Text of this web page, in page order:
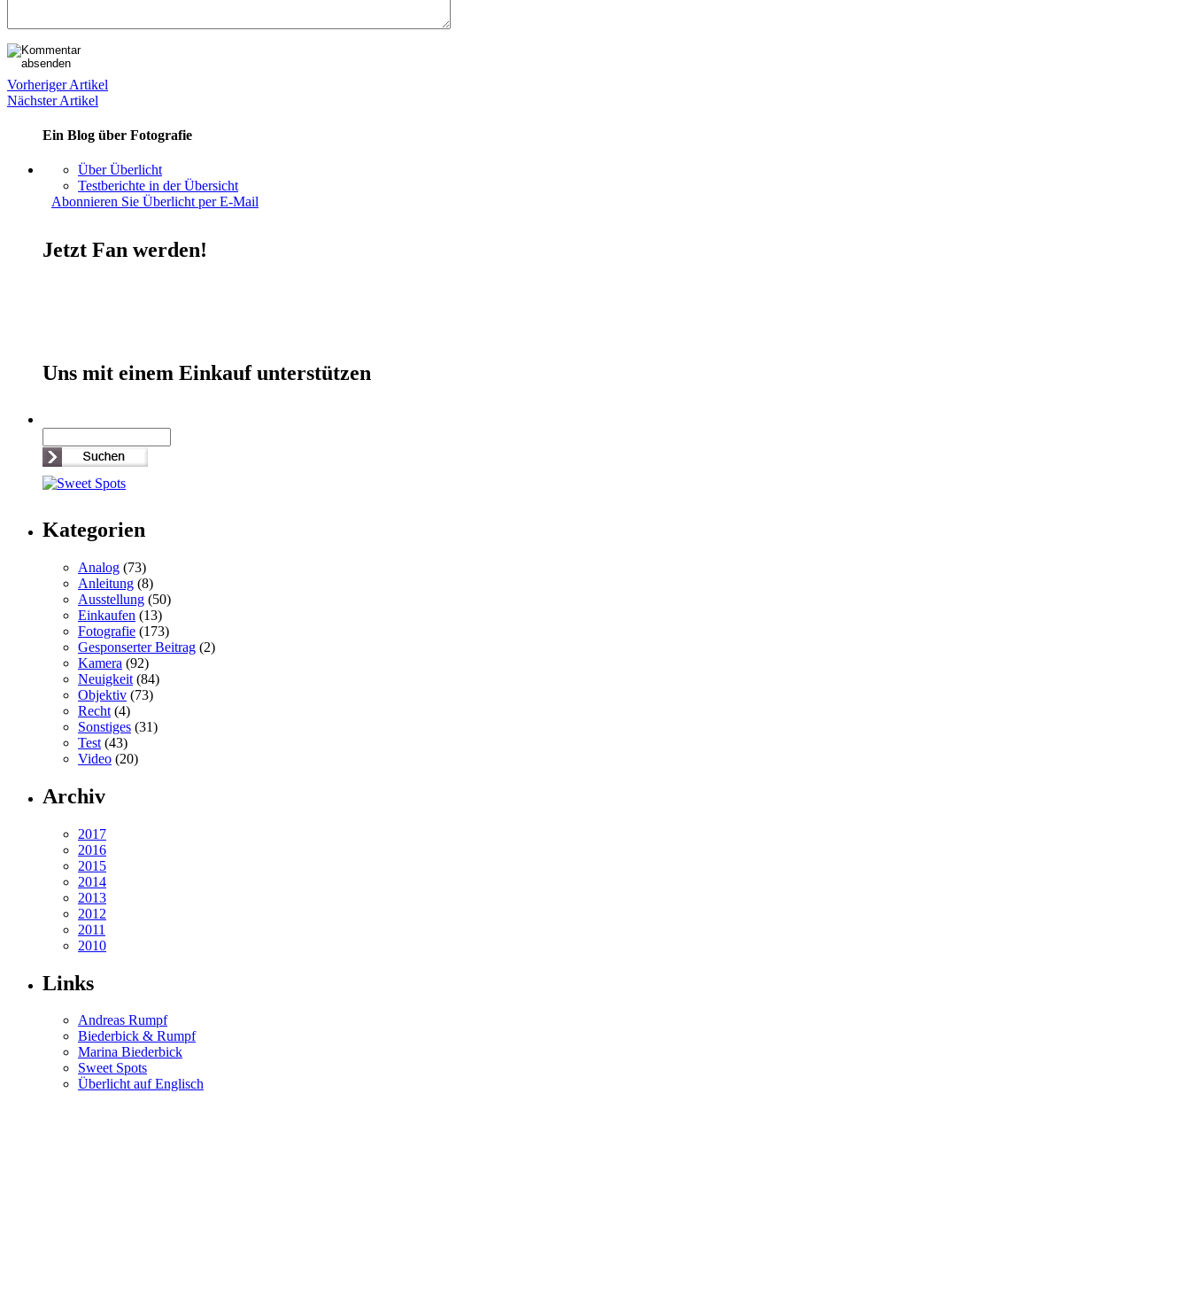
Vorheriger Artikel
Nächster Artikel
Ein Blog über Fotografie
Über Überlicht
Testberichte in der Übersicht
Abonnieren Sie Überlicht per E-Mail
Jetzt Fan werden!
Uns mit einem Einkauf unterstützen
Kategorien
Analog (73)
Anleitung (8)
Ausstellung (50)
Einkaufen (13)
Fotografie (173)
Gesponserter Beitrag (2)
Kamera (92)
Neuigkeit (84)
Objektiv (73)
Recht (4)
Sonstiges (31)
Test (43)
Video (20)
Archiv
2017
2016
2015
2014
2013
2012
2011
2010
Links
Andreas Rumpf
Biederbick & Rumpf
Marina Biederbick
Sweet Spots
Überlicht auf Englisch